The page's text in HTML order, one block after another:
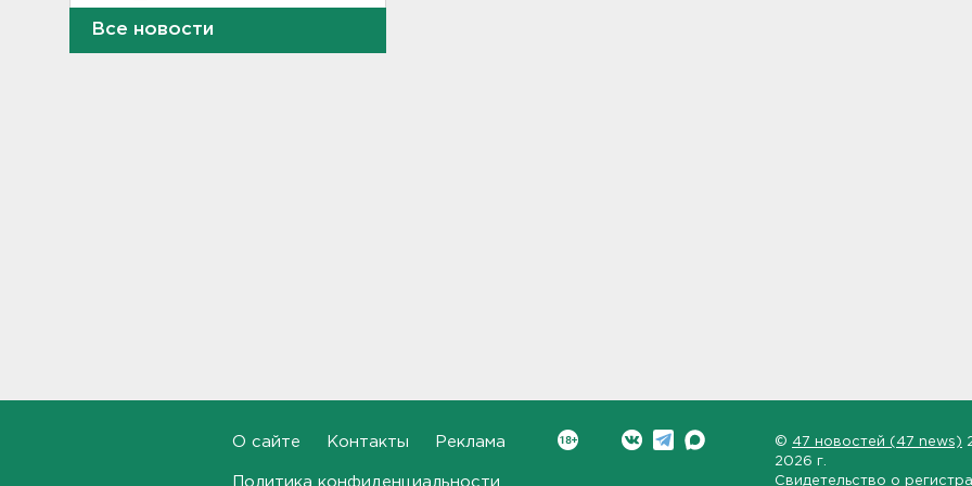
После ракетного обстрела и
транспорт в Белгородской
Все новости
О сайте Контакты Реклама
Политика конфиденциальности
© 47 новостей (47 news)
2026 г.
Свидетельство о